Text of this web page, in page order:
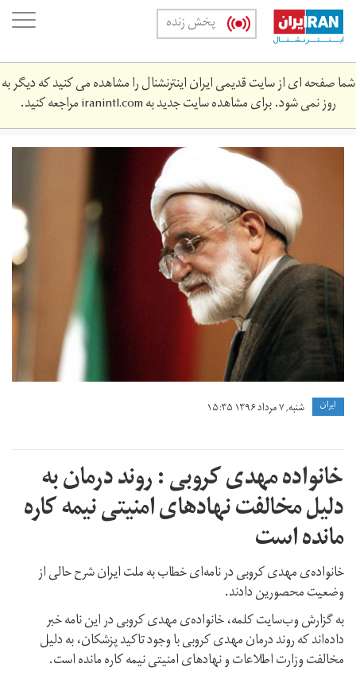
Skip
main
content
پخش زنده
شما صفحه ای از سایت قدیمی ایران اینترنشنال را مشاهده می کنید که دیگر به
روز نمی شود. برای مشاهده سایت جدید بهiranintl.comمراجعه کنید.
1414657366.jpg
ايران شنبه, ۷ مرداد ۱۳۹۶ ۱۵:۳۵
خانواده مهدی کروبی : روند درمان به
دلیل مخالفت نهادهای امنیتی نیمه کاره
مانده است
خانواده‌ی مهدی کروبی در نامه‌ای خطاب به ملت ایران شرح حالی از
وضعیت محصورین دادند.
به گزارش وب‌سایت کلمه، خانواده‌ی مهدی کروبی در این نامه خبر
داده‌اند که روند درمان مهدی کروبی با وجود تاکید پزشکان، به دلیل
مخالفت وزارت اطلاعات و نهادهای امنیتی نیمه کاره مانده است.